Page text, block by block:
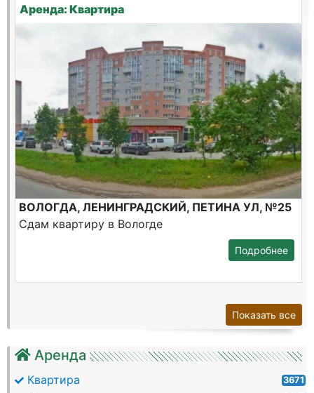
Аренда
Квартира 3671
Аренда: Квартира
ВОЛОГДА, ЛЕНИНГРАДСКИЙ, ПЕТИНА УЛ, №25
Сдам квартиру в Вологде
Подробнее
Показать все